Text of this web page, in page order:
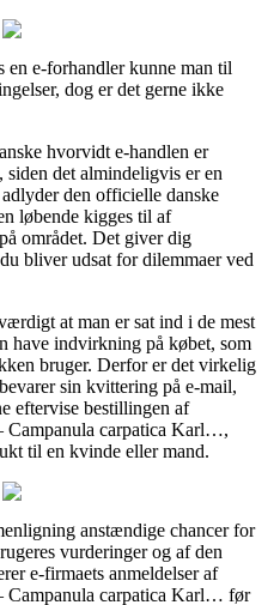
en e-forhandler kunne man til
dog er det gerne ikke
hvorvidt e-handlen er
det almindeligvis er en
den officielle danske
løbende kigges til af
området. Det giver dig
bliver udsat for dilemmaer ved
at man er sat ind i de mest
have indvirkning på købet, som
bruger. Derfor er det virkelig
sin kvittering på e-mail,
eftervise bestillingen af
Campanula carpatica Karl…,
til en kvinde eller mand.
anstændige chancer for
vurderinger og af den
e-firmaets anmeldelser af
Campanula carpatica Karl… før